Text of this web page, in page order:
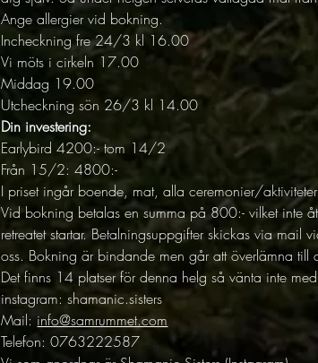
Ange allergier vid bokning.
Incheckning fre 24/3 kl 16.00
Vi möts i cirkeln 17.00
Middag 19.00
Utcheckning sön 26/3 kl 14.00
Din investering:
Earlybird 4200:- tom 14/2
Från 15/2: 4800:-
I priset ingår boende, mat, alla ceremonier/
Vid bokning betalas en summa på 800:- vilket inte
retreatet startar. Betalningsuppgifter skickas via
oss. Bokning är bindande men går att överlämna till
Det finns 14 platser för denna helg så vänta inte
instagram: shamanic.sisters
Mail: info@samrummet.com
Telefon: 0763222587